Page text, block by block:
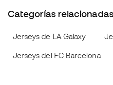
Categorías
Jerseys de LA Galaxy
Jerseys del FC Barcelona